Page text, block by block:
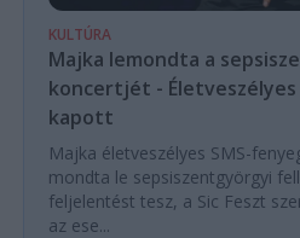
KULTÚRA
Majka lemondta a
koncertjét -
kapott
Majka életveszélyes SMS-
mondta le sepsiszentgyörgyi
feljelentést tesz, a Sic Feszt
az ese...